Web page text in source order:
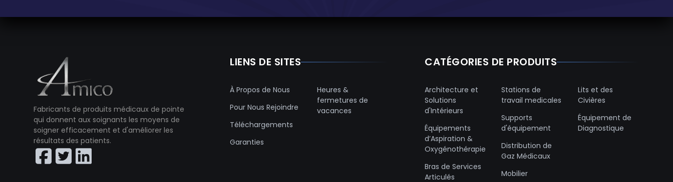
Fabricants de produits médicaux de pointe
qui donnent aux soignants les moyens de
soigner efficacement et d'améliorer les
résultats des patients.
LIENS DE SITES
À Propos de Nous
Pour Nous Rejoindre
Téléchargements
Garanties
Heures &
fermetures de
vacances
CATÉGORIES DE PRODUITS
Architecture et
Solutions
d'Intérieurs
Équipements
d’Aspiration &
Oxygénothérapie
Bras de Services
Articulés
Stations de
travail medicales
Supports
d'équipement
Distribution de
Gaz Médicaux
Mobilier
Lits et des
Civières
Équipement de
Diagnostique